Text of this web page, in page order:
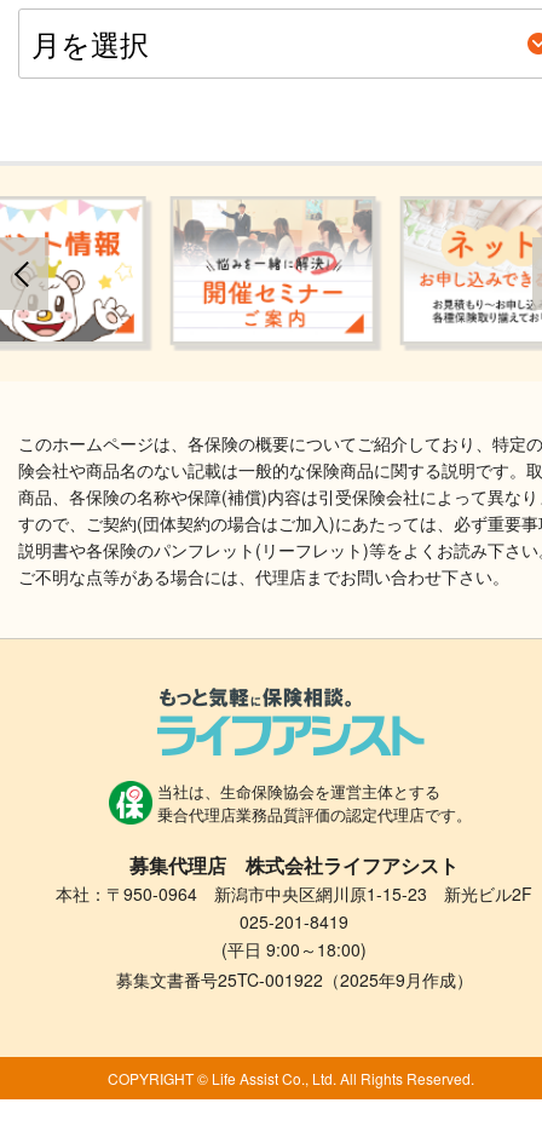
このホームページは、各保険の概要についてご紹介しており、特定
険会社や商品名のない記載は一般的な保険商品に関する説明です。
商品、各保険の名称や保障(補償)内容は引受保険会社によって異な
すので、ご契約(団体契約の場合はご加入)にあたっては、必ず重要
説明書や各保険のパンフレット(リーフレット)等をよくお読み下さ
ご不明な点等がある場合には、代理店までお問い合わせ下さい。
当社は、生命保険協会を運営主体とする
乗合代理店業務品質評価の認定代理店です。
募集代理店 株式会社ライフアシスト
本社：〒950-0964 新潟市中央区網川原1-15-23 新光ビル2F
025-201-8419
(平日 9:00～18:00)
募集文書番号25TC-001922（2025年9月作成）
COPYRIGHT © Life Assist Co., Ltd. All Rights Reserved.